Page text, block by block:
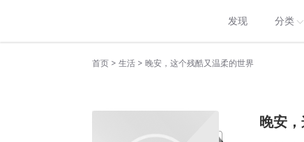
发现 分类
首页 > 生活 > 晚安，这个残酷又温柔的世界
晚安